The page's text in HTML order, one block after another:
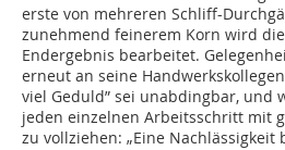
erste von mehreren Schliff-
zunehmend feinerem Korn wird
Endergebnis bearbeitet.
erneut an seine
viel Geduld” sei unabdingbar, und
jeden einzelnen Arbeitsschritt mit
zu vollziehen: „Eine